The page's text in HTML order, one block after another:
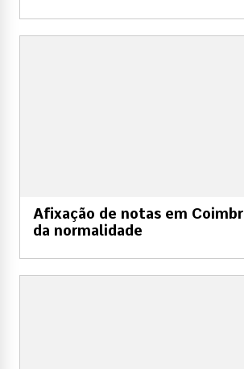
Afixação de notas em
da normalidade